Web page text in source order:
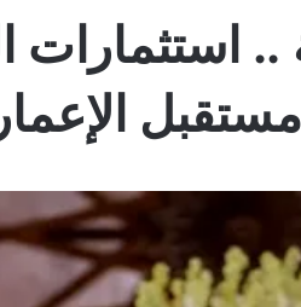
الإعمار